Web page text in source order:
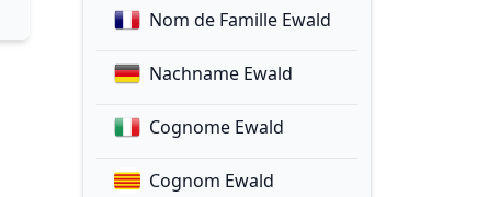
Nom de Famille Ewald
Nachname Ewald
Cognome Ewald
Cognom Ewald